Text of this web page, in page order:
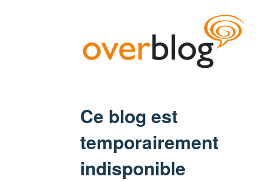
Ce blog est
temporairement
indisponible